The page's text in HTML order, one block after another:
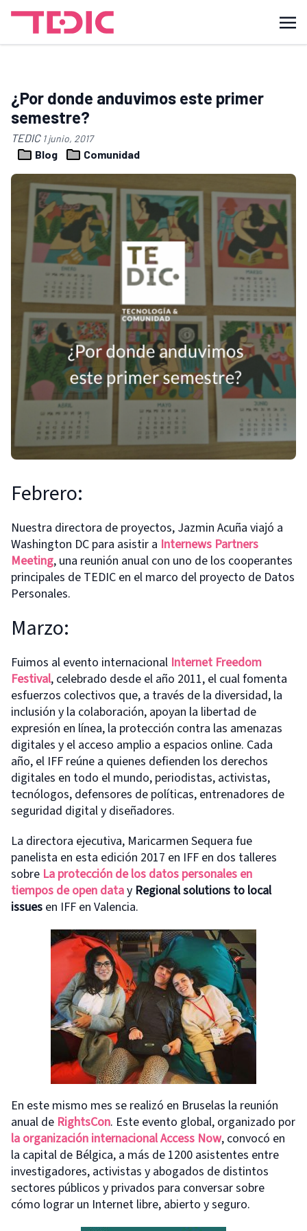
¿Por donde anduvimos este primer
semestre?
TEDIC 1 junio, 2017
Blog Comunidad
Febrero:
Nuestra directora de proyectos, Jazmin Acuña viajó a
Washington DC para asistir a Internews Partners
Meeting, una reunión anual con uno de los cooperantes
principales de TEDIC en el marco del proyecto de Datos
Personales.
Marzo:
Fuimos al evento internacional Internet Freedom
Festival, celebrado desde el año 2011, el cual fomenta
esfuerzos colectivos que, a través de la diversidad, la
inclusión y la colaboración, apoyan la libertad de
expresión en línea, la protección contra las amenazas
digitales y el acceso amplio a espacios online. Cada
año, el IFF reúne a quienes defienden los derechos
digitales en todo el mundo, periodistas, activistas,
tecnólogos, defensores de políticas, entrenadores de
seguridad digital y diseñadores.
La directora ejecutiva, Maricarmen Sequera fue
panelista en esta edición 2017 en IFF en dos talleres
sobre La protección de los datos personales en
tiempos de open datay Regional solutions to local
issues en IFF en Valencia.
En este mismo mes se realizó en Bruselas la reunión
anual de RightsCon. Este evento global, organizado por
la organización internacional Access Now, convocó en
la capital de Bélgica, a más de 1200 asistentes entre
investigadores, activistas y abogados de distintos
sectores públicos y privados para conversar sobre
cómo lograr un Internet libre, abierto y seguro.